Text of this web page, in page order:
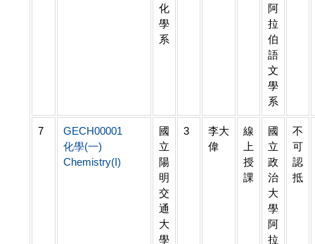
化
學
系
阿
拉
伯
語
文
學
系
7
GECH00001
化學(一)
Chemistry(I)
國
立
陽
明
交
通
大
學
3
李大
偉
線
上
授
課
國
立
政
治
大
學
阿
拉
不
可
認
抵